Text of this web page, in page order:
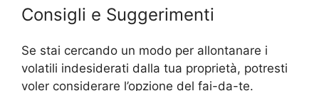
Consigli e Suggerimenti
Se stai cercando un modo per allontanare i
volatili indesiderati dalla tua proprietà, potresti
voler considerare l’opzione del fai-da-te.